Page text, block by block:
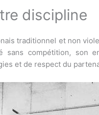
discipline
traditionnel et non
sans compétition, son
et de respect du